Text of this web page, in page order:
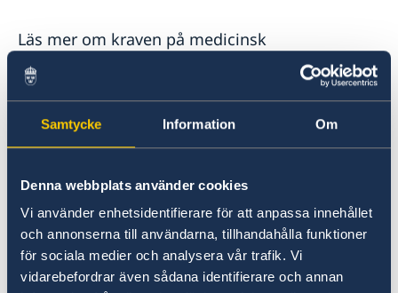
Samtycke Information Om
Denna webbplats använder cookies
Vi använder enhetsidentifierare för att anpassa innehållet
och annonserna till användarna, tillhandahålla funktioner
för sociala medier och analysera vår trafik. Vi
vidarebefordrar även sådana identifierare och annan
Läs mer om kraven på medicinsk
reseförsäkring under
Medicinsk reseförsäkring .
avsikten att lämna medlemsstaternas
territorium innan den sökta viseringen löper
ut
Bokning av resa : flygbiljetter eller